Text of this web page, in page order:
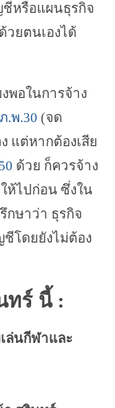
หรือแผนธุรกิจ
วยตนเองได้
พอในการจ้าง
ภ.พ.30 (จด
แต่หากต้องเสีย
ด้วย ก็ควรจ้าง
ไปก่อน ซึ่งใน
กษาว่า ธุรกิจ
โดยยังไม่ต้อง
ทร์ นี้ :
ล่นกีฬาและ